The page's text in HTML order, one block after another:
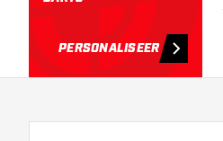
PERSONALISEER